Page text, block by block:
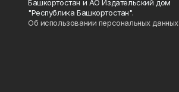
Башкортостан и АО Издательский дом
"Республика Башкортостан".
Об использовании персональных данных